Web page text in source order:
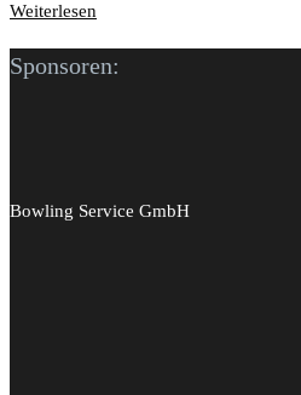
Weiterlesen
Sponsoren:
Bowling Service GmbH